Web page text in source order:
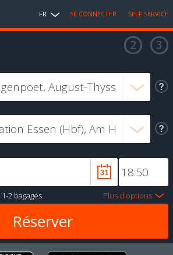
FR SE CONNECTER SELF SERVICE
1-2 bagages Plus d'options